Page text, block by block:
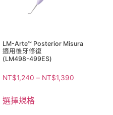
LM-Arte™ Posterior Misura
適用後牙修復
(LM498-499ES)
NT$1,240 – NT$1,390
選擇規格